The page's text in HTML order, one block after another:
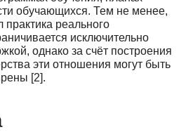
обучающихся. Тем не менее,
реального
исключительно
однако за счёт построения
эти отношения могут быть
[2].